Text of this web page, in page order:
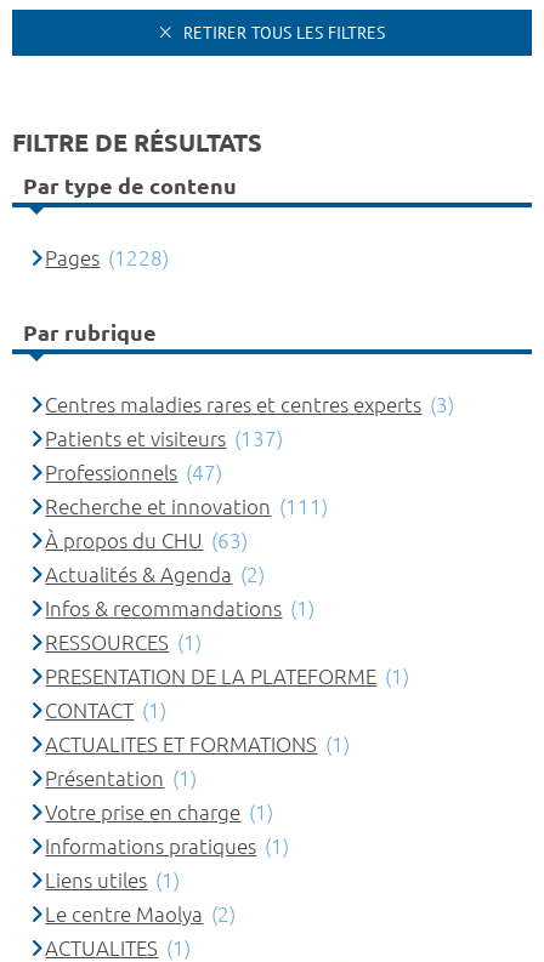
RETIRER TOUS LES FILTRES
FILTRE DE RÉSULTATS
Par type de contenu
Pages (1228)
Par rubrique
Centres maladies rares et centres experts (3)
Patients et visiteurs (137)
Professionnels (47)
Recherche et innovation (111)
À propos du CHU (63)
Actualités & Agenda (2)
Infos & recommandations (1)
RESSOURCES (1)
PRESENTATION DE LA PLATEFORME (1)
CONTACT (1)
ACTUALITES ET FORMATIONS (1)
Présentation (1)
Votre prise en charge (1)
Informations pratiques (1)
Liens utiles (1)
Le centre Maolya (2)
ACTUALITES (1)